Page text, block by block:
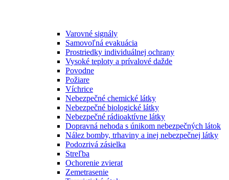
Varovné signály
Samovoľná evakuácia
Prostriedky individuálnej ochrany
Vysoké teploty a prívalové dažde
Povodne
Požiare
Víchrice
Nebezpečné chemické látky
Nebezpečné biologické látky
Nebezpečné rádioaktívne látky
Dopravná nehoda s únikom nebezpečných látok
Nález bomby, trhaviny a inej nebezpečnej látky
Podozrivá zásielka
Streľba
Ochorenie zvierat
Zemetrasenie